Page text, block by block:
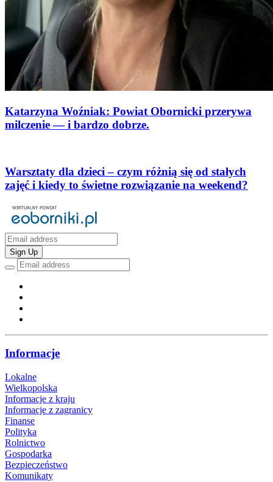
Katarzyna Woźniak: Powiat Obornicki przerywa
milczenie — i bardzo dobrze.
Warsztaty dla dzieci – czym różnią się od stałych
zajęć i kiedy to świetne rozwiązanie na weekend?
Sign Up
Informacje
Lokalne
Wielkopolska
Informacje z kraju
Informacje z zagranicy
Finanse
Polityka
Rolnictwo
Gospodarka
Bezpieczeństwo
Komunikaty